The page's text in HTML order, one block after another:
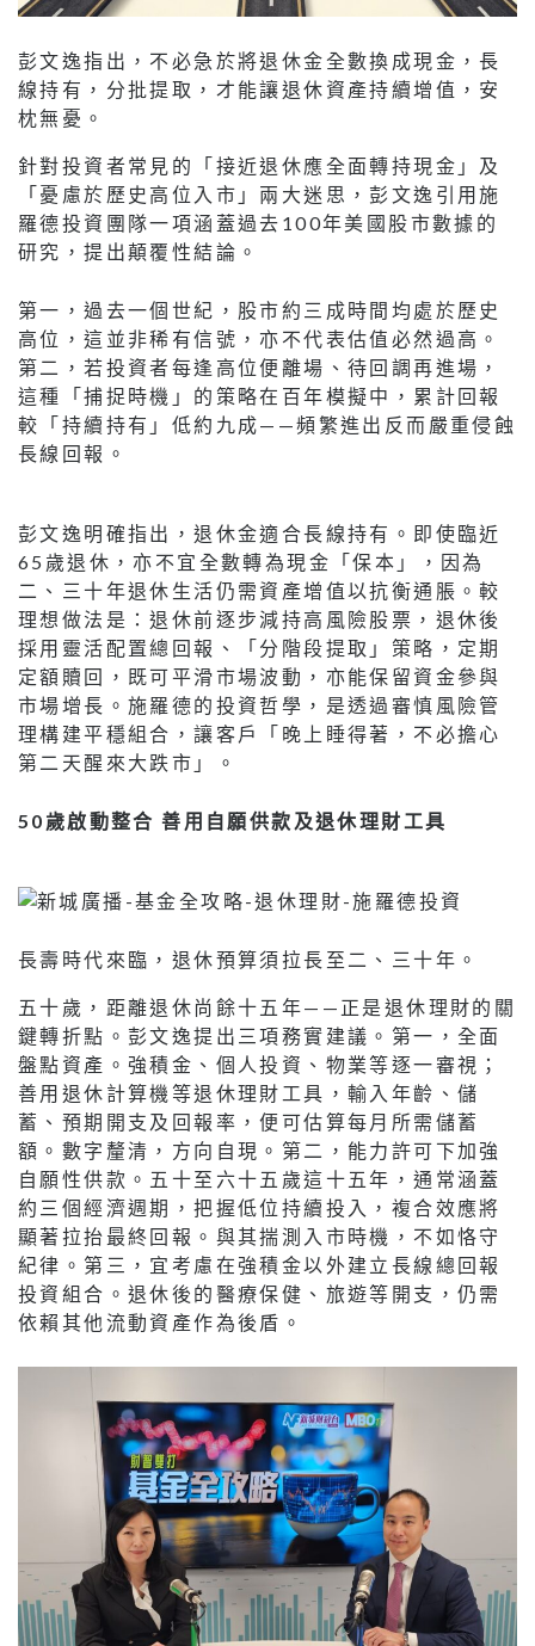
彭文逸指出，不必急於將退休金全數換成現金，長
線持有，分批提取，才能讓退休資產持續增值，安
枕無憂。
針對投資者常見的「接近退休應全面轉持現金」及
「憂慮於歷史高位入市」兩大迷思，彭文逸引用施
羅德投資團隊一項涵蓋過去100年美國股市數據的
研究，提出顛覆性結論。
第一，過去一個世紀，股市約三成時間均處於歷史
高位，這並非稀有信號，亦不代表估值必然過高。
第二，若投資者每逢高位便離場、待回調再進場，
這種「捕捉時機」的策略在百年模擬中，累計回報
較「持續持有」低約九成——頻繁進出反而嚴重侵蝕
長線回報。
彭文逸明確指出，退休金適合長線持有。即使臨近
65歲退休，亦不宜全數轉為現金「保本」，因為
二、三十年退休生活仍需資產增值以抗衡通脹。較
理想做法是：退休前逐步減持高風險股票，退休後
採用靈活配置總回報、「分階段提取」策略，定期
定額贖回，既可平滑市場波動，亦能保留資金參與
市場增長。施羅德的投資哲學，是透過審慎風險管
理構建平穩組合，讓客戶「晚上睡得著，不必擔心
第二天醒來大跌市」。
50歲啟動整合 善用自願供款及退休理財工具
長壽時代來臨，退休預算須拉長至二、三十年。
五十歲，距離退休尚餘十五年——正是退休理財的關
鍵轉折點。彭文逸提出三項務實建議。第一，全面
盤點資產。強積金、個人投資、物業等逐一審視；
善用退休計算機等退休理財工具，輸入年齡、儲
蓄、預期開支及回報率，便可估算每月所需儲蓄
額。數字釐清，方向自現。第二，能力許可下加強
自願性供款。五十至六十五歲這十五年，通常涵蓋
約三個經濟週期，把握低位持續投入，複合效應將
顯著拉抬最終回報。與其揣測入市時機，不如恪守
紀律。第三，宜考慮在強積金以外建立長線總回報
投資組合。退休後的醫療保健、旅遊等開支，仍需
依賴其他流動資產作為後盾。